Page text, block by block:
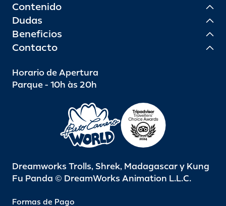
Contenido
Dudas
Beneficios
Contacto
Horario de Apertura
Parque - 10h às 20h
Dreamworks Trolls, Shrek, Madagascar y Kung
Fu Panda © DreamWorks Animation L.L.C.
Formas de Pago